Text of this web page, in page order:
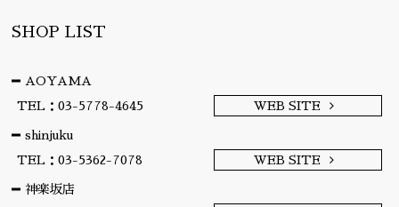
SHOP LIST
AOYAMA
TEL：03-5778-4645
WEB SITE
shinjuku
TEL：03-5362-7078
WEB SITE
神楽坂店